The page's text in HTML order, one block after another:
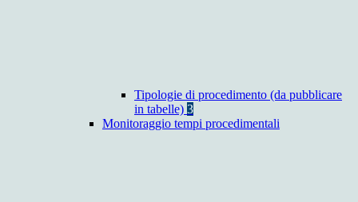
Tipologie di procedimento (da pubblicare
in tabelle) 3
Monitoraggio tempi procedimentali